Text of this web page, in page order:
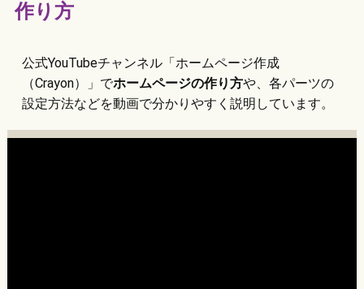
作り方
公式YouTubeチャンネル「ホームページ作成
（Crayon）」でホームページの作り方や、各パーツの
設定方法などを動画で分かりやすく説明しています。